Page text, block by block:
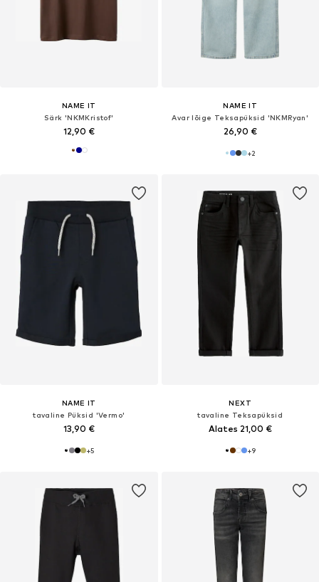
NAME IT
Särk 'NKMKristof'
12,90 €
NAME IT
Avar lõige Teksapüksid 'NKMRyan'
26,90 €
+2
NAME IT
tavaline Püksid 'Vermo'
13,90 €
+5
NEXT
tavaline Teksapüksid
Alates 21,00 €
+9